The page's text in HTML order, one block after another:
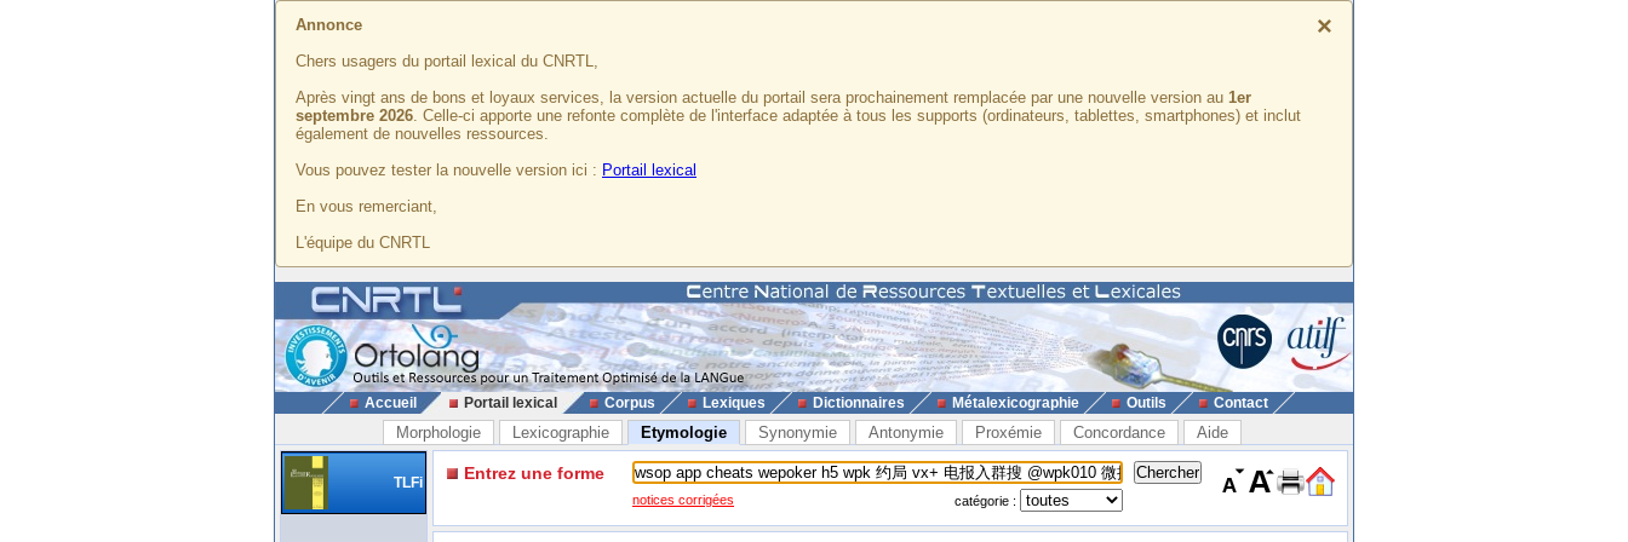
×
Annonce
Chers usagers du portail lexical du CNRTL,
Après vingt ans de bons et loyaux services, la version actuelle du portail sera prochainement remplacée par une nouvelle version au 1er
septembre 2026. Celle-ci apporte une refonte complète de l'interface adaptée à tous les supports (ordinateurs, tablettes, smartphones) et inclut
également de nouvelles ressources.
Vous pouvez tester la nouvelle version ici : Portail lexical
En vous remerciant,
L'équipe du CNRTL
Accueil Portail lexical Corpus Lexiques Dictionnaires Métalexicographie Outils Contact
Morphologie Lexicographie Etymologie Synonymie Antonymie Proxémie Concordance Aide
TLFi Entrez une forme
notices corrigées catégorie :